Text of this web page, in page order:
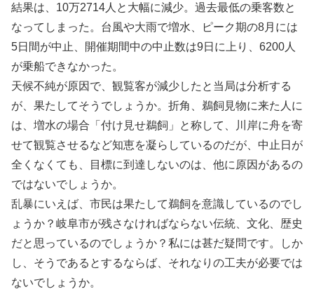
結果は、10万2714人と大幅に減少。過去最低の乗客数と
なってしまった。台風や大雨で増水、ピーク期の8月には
5日間が中止、開催期間中の中止数は9日に上り、6200人
が乗船できなかった。
天候不純が原因で、観覧客が減少したと当局は分析する
が、果たしてそうでしょうか。折角、鵜飼見物に来た人に
は、増水の場合「付け見せ鵜飼」と称して、川岸に舟を寄
せて観覧させるなど知恵を凝らしているのだが、中止日が
全くなくても、目標に到達しないのは、他に原因があるの
ではないでしょうか。
乱暴にいえば、市民は果たして鵜飼を意識しているのでし
ょうか？岐阜市が残さなければならない伝統、文化、歴史
だと思っているのでしょうか？私には甚だ疑問です。しか
し、そうであるとするならば、それなりの工夫が必要では
ないでしょうか。